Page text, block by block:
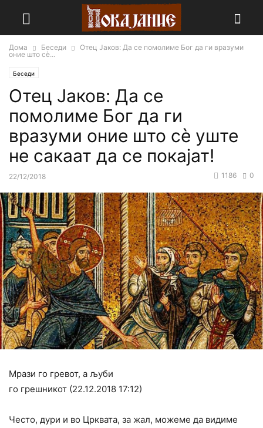
Дома Беседи
Отец Јаков: Да се помолиме Бог да ги вразуми
оние што сè...
Беседи
Отец Јаков: Да се
помолиме Бог да ги
вразуми оние што сè уште
не сакаат да се покајат!
22/12/2018 0
1186
Мрази го гревот, а љуби
го грешникот (22.12.2018 17:12)
Често, дури и во Црквата, за жал, можеме да видиме